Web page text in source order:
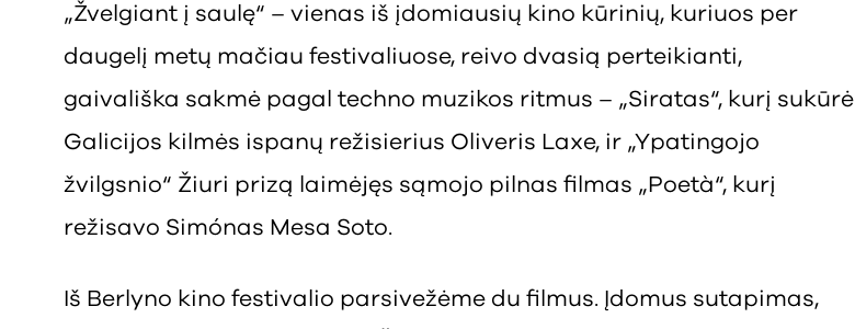
„Žvelgiant į saulę“ – vienas iš įdomiausių kino kūrinių, kuriuos per
daugelį metų mačiau festivaliuose, reivo dvasią perteikianti,
gaivališka sakmė pagal techno muzikos ritmus – „Siratas“, kurį sukūrė
Galicijos kilmės ispanų režisierius Oliveris Laxe, ir „Ypatingojo
žvilgsnio“ Žiuri prizą laimėjęs sąmojo pilnas filmas „Poetà“, kurį
režisavo Simónas Mesa Soto.
Iš Berlyno kino festivalio parsivežėme du filmus. Įdomus sutapimas,